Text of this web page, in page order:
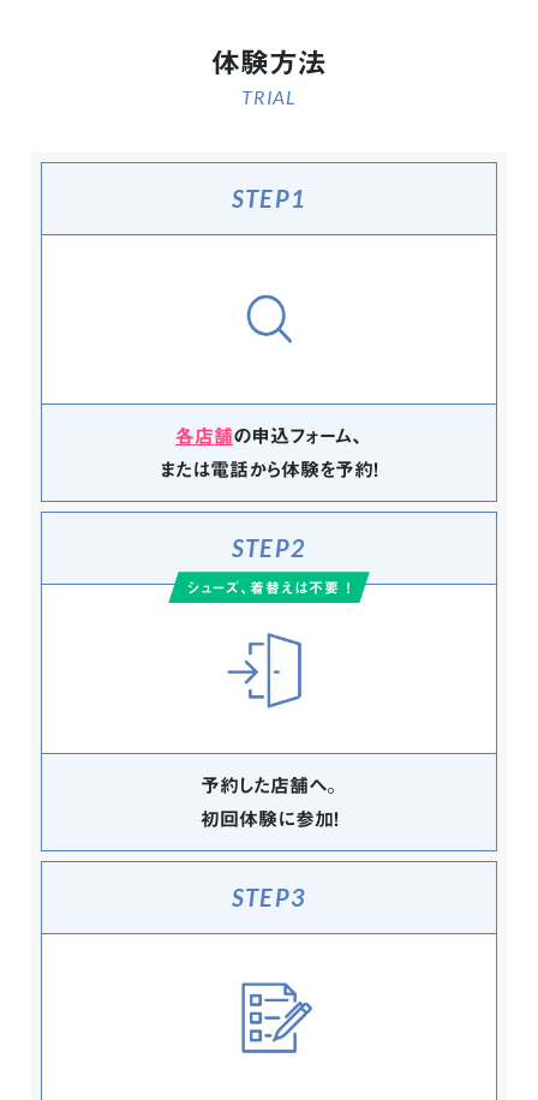
体験方法
TRIAL
STEP1
各店舗の申込フォーム、
または電話から体験を予約！
STEP2
シューズ、着替えは不要 ！
予約した店舗へ。
初回体験に参加！
STEP3